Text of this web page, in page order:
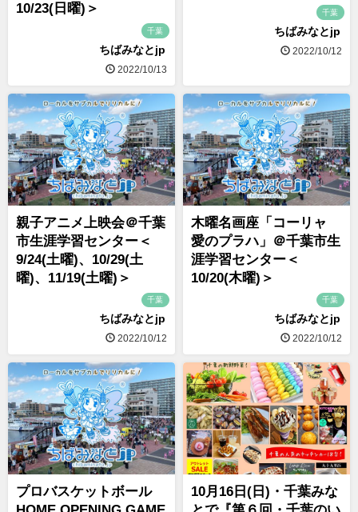
10/23(日曜)＞
千葉
ちばみなとjp
2022/10/13
千葉
ちばみなとjp
2022/10/12
親子アニメ上映会＠千葉
市生涯学習センター＜
9/24(土曜)、10/29(土
曜)、11/19(土曜)＞
千葉
ちばみなとjp
2022/10/12
木曜名画座「コーリャ
愛のプラハ」＠千葉市生
涯学習センター＜
10/20(木曜)＞
千葉
ちばみなとjp
2022/10/12
プロバスケットボール
10月16日(日)・千葉みな